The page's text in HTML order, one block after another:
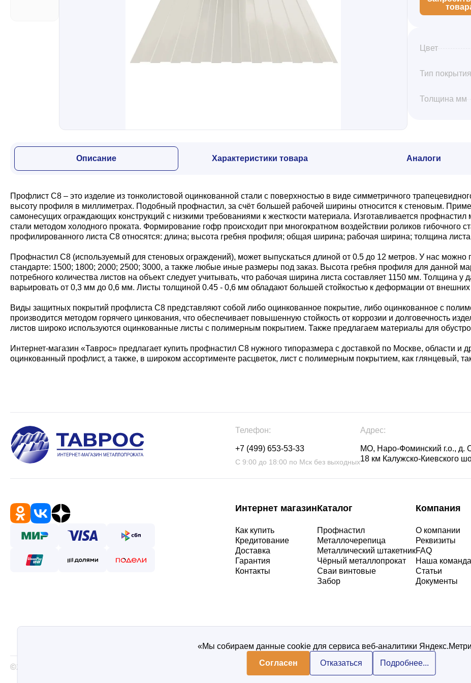
Профили для гипсокартона
Дача и сад
Другие товары
Цвет
Тип покрытия
Толщина мм
Описание Характеристики товара Аналоги
Профлист С8 – это изделие из тонколистовой оцинкованной стали с поверхностью в виде симметричного
высоту профиля в миллиметрах. Подобный профнастил, за счёт большей рабочей ширины относится к стеновым.
самонесущих ограждающих конструкций с низкими требованиями к жесткости материала. Изготавливается
стали методом холодного проката. Формирование гофр происходит при многократном воздействии роликов гибочного
профилированного листа С8 относятся: длина; высота гребня профиля; общая ширина; рабочая ширина; толщина
Профнастил С8 (используемый для стеновых ограждений), может выпускаться длиной от 0.5 до 12 метров. У нас можно
стандарте: 1500; 1800; 2000; 2500; 3000, а также любые иные размеры под заказ. Высота гребня профиля для данной
потребного количества листов на объект следует учитывать, что рабочая ширина листа составляет 1150 мм. Толщина у
варьировать от 0,3 мм до 0,6 мм. Листы толщиной 0.45 - 0,6 мм обладают большей стойкостью к деформации от
Виды защитных покрытий профлиста С8 представляют собой либо оцинкованное покрытие, либо оцинкованное с
производится методом горячего цинкования, что обеспечивает повышенную стойкость от коррозии и долговечность
листов широко используются оцинкованные листы с полимерным покрытием. Также предлагаем материалы для
Интернет-магазин «Таврос» предлагает купить профнастил С8 нужного типоразмера с доставкой по Москве, области и
оцинкованный профлист, а также, в широком ассортименте расцветок, лист с полимерным покрытием, как глянцевый,
Телефон:
+7 (499) 653-53-33
С 9:00 до 18:00 по Мск без выходных
Адрес:
МО, Наро-Фоминский г.о., д.
18 км Калужско-Киевского
Интернет магазин
Как купить
Кредитование
Доставка
Гарантия
Контакты
Каталог
Профнастил
Металлочерепица
Металлический штакетник
Чёрный металлопрокат
Сваи винтовые
Забор
Компания
О компании
Реквизиты
FAQ
Наша команда
Статьи
Документы
©2026 — Таврос интернет магазин металлопроката Политика конфиденциальности
«Мы собираем данные cookie для сервиса веб-аналитики
Согласен
Отказаться Подробнее...